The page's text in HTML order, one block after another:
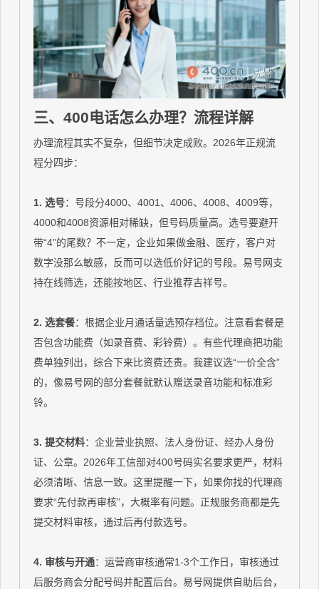
三、400电话怎么办理？流程详解
办理流程其实不复杂，但细节决定成败。2026年正规流
程分四步：
1. 选号：号段分4000、4001、4006、4008、4009等，
4000和4008资源相对稀缺，但号码质量高。选号要避开
带“4”的尾数？不一定，企业如果做金融、医疗，客户对
数字没那么敏感，反而可以选低价好记的号段。易号网支
持在线筛选，还能按地区、行业推荐吉祥号。
2. 选套餐：根据企业月通话量选预存档位。注意看套餐是
否包含功能费（如录音费、彩铃费）。有些代理商把功能
费单独列出，综合下来比资费还贵。我建议选“一价全含”
的，像易号网的部分套餐就默认赠送录音功能和标准彩
铃。
3. 提交材料：企业营业执照、法人身份证、经办人身份
证、公章。2026年工信部对400号码实名要求更严，材料
必须清晰、信息一致。这里提醒一下，如果你找的代理商
要求“先付款再审核”，大概率有问题。正规服务商都是先
提交材料审核，通过后再付款选号。
4. 审核与开通：运营商审核通常1-3个工作日，审核通过
后服务商会分配号码并配置后台。易号网提供自助后台，